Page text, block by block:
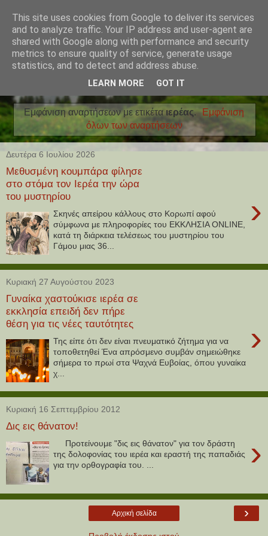
Εμφάνιση αναρτήσεων με ετικέταιερέας. Εμφάνιση
όλων των αναρτήσεων
Δευτέρα 6 Ιουλίου 2026
Μεθυσμένη κουμπάρα φίλησε
στο στόμα τον Ιερέα την ώρα
του μυστηρίου
›
Σκηνές απείρου κάλλους στο Κορωπί αφού
σύμφωνα με πληροφορίες του ΕΚΚΛΗΣΙΑ ONLINE,
κατά τη διάρκεια τελέσεως του μυστηρίου του
Γάμου μιας 36...
Κυριακή 27 Αυγούστου 2023
Γυναίκα χαστούκισε ιερέα σε
εκκλησία επειδή δεν πήρε
θέση για τις νέες ταυτότητες
›
Της είπε ότι δεν είναι πνευματικό ζήτημα για να
τοποθετηθεί Ένα απρόσμενο συμβάν σημειώθηκε
σήμερα το πρωί στα Ψαχνά Ευβοίας, όπου γυναίκα
χ...
Κυριακή 16 Σεπτεμβρίου 2012
Δις εις θάνατον!
›
Προτείνουμε "δις εις θάνατον" για τον δράστη
της δολοφονίας του ιερέα και εραστή της παπαδιάς
για την ορθογραφία του. ...
›
Αρχική σελίδα
This site uses cookies from Google to deliver its services
and to analyze traffic. Your IP address and user-agent are
shared with Google along with performance and security
metrics to ensure quality of service, generate usage
statistics, and to detect and address abuse.
LEARN MORE GOT IT